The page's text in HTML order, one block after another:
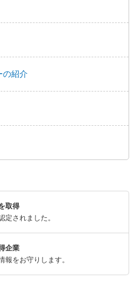
の紹介
取得
定されました。
企業
報をお守りします。